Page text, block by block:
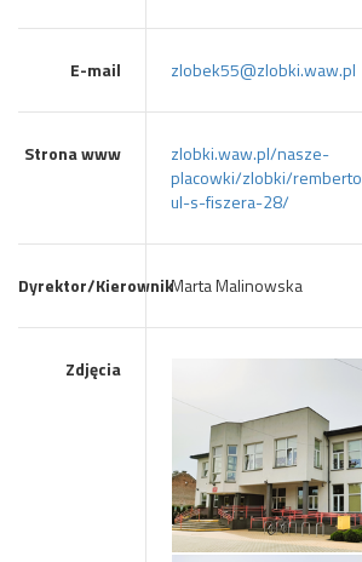
E-mail zlobek55@zlobki.waw.pl
Strona www
zlobki.waw.pl/nasze-
placowki/zlobki/
ul-s-fiszera-28/
Dyrektor/KierownikMarta Malinowska
Zdjęcia